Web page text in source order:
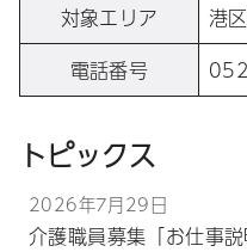
対象エリア
港
電話番号
トピックス
2026年7月29日
介護職員募集「お仕事説